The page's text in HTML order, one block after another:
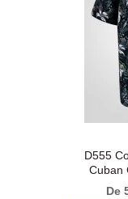
D555
Cuban
De